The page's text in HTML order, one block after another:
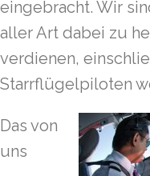
eingebracht. Wir
aller Art dabei zu
verdienen,
Starrflügelpiloten
Das von
uns